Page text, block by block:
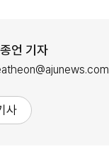
언 기자
사